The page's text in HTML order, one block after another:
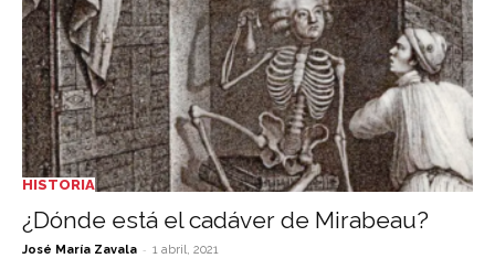
HISTORIA
¿Dónde está el cadáver de Mirabeau?
José María Zavala - 1 abril, 2021